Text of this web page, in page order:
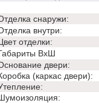
снаружи:
внутри:
отделки:
ВхШ
двери:
(каркас двери):